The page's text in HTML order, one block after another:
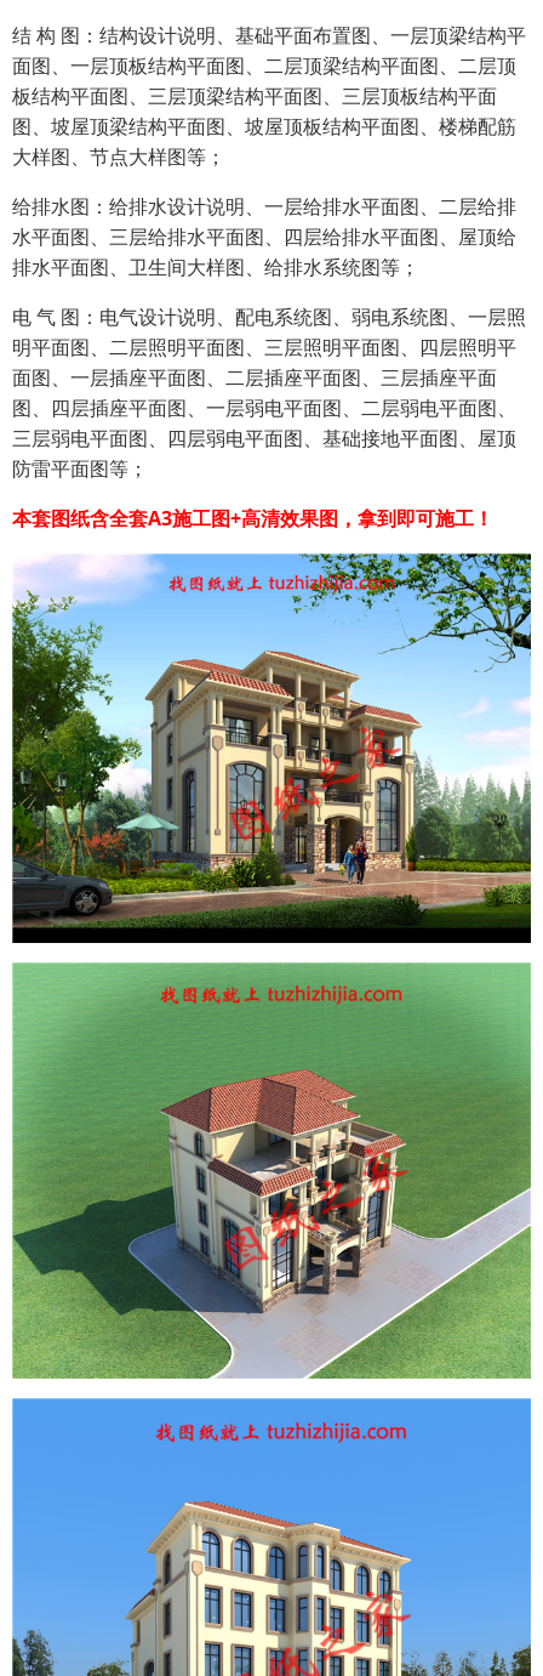
结 构 图：结构设计说明、基础平面布置图、一层顶梁结构平
面图、一层顶板结构平面图、二层顶梁结构平面图、二层顶
板结构平面图、三层顶梁结构平面图、三层顶板结构平面
图、坡屋顶梁结构平面图、坡屋顶板结构平面图、楼梯配筋
大样图、节点大样图等；
给排水图：给排水设计说明、一层给排水平面图、二层给排
水平面图、三层给排水平面图、四层给排水平面图、屋顶给
排水平面图、卫生间大样图、给排水系统图等；
电 气 图：电气设计说明、配电系统图、弱电系统图、一层照
明平面图、二层照明平面图、三层照明平面图、四层照明平
面图、一层插座平面图、二层插座平面图、三层插座平面
图、四层插座平面图、一层弱电平面图、二层弱电平面图、
三层弱电平面图、四层弱电平面图、基础接地平面图、屋顶
防雷平面图等；
本套图纸含全套A3施工图+高清效果图，拿到即可施工！